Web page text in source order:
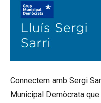
Connectem amb Sergi
Municipal Demòcrata